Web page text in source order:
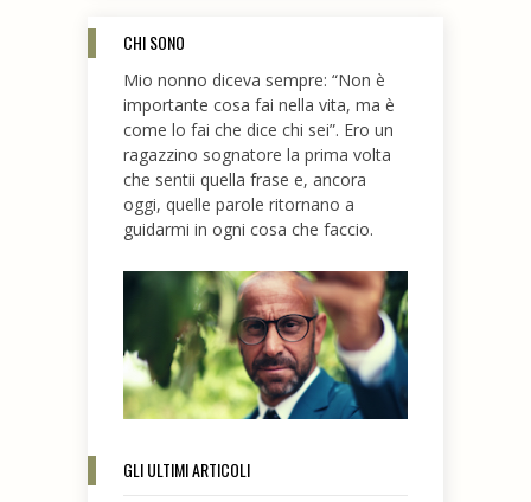
CHI SONO
Mio nonno diceva sempre: “Non è
importante cosa fai nella vita, ma è
come lo fai che dice chi sei”. Ero un
ragazzino sognatore la prima volta
che sentii quella frase e, ancora
oggi, quelle parole ritornano a
guidarmi in ogni cosa che faccio.
GLI ULTIMI ARTICOLI